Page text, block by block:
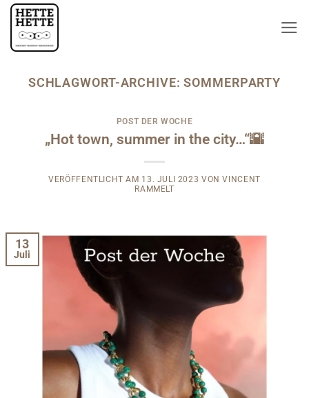
Zum
Inhalt
springen
SCHLAGWORT-ARCHIVE:SOMMERPARTY
POST DER WOCHE
„Hot town, summer in the city…“🌇
VERÖFFENTLICHT AM 13. JULI 2023 VONVINCENT
RAMMELT
13
Juli